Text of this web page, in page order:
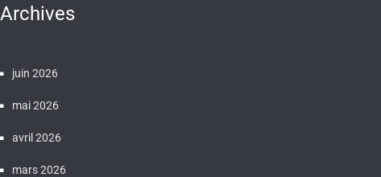
Archives
juin 2026
mai 2026
avril 2026
mars 2026